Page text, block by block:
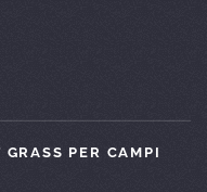
PER CAMPI